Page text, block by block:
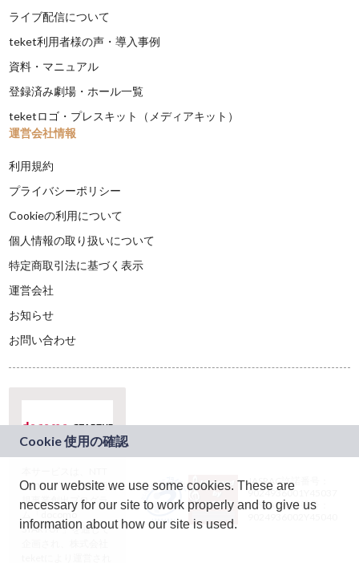
ライブ配信について
teket利用者様の声・導入事例
資料・マニュアル
登録済み劇場・ホール一覧
teketロゴ・プレスキット（メディアキット）
運営会社情報
利用規約
プライバシーポリシー
Cookieの利用について
個人情報の取り扱いについて
特定商取引法に基づく表示
運営会社
お知らせ
お問い合わせ
ドコモグループの新
規事業創出プログラ
ム「docomo
STARTUP」を通じて
JASRAC許諾番号：
9024936001Y45037
JASRAC許諾番号：
On our website we use some cookies. These are
necessary for our site to work properly and to give us
information about how our site is used.